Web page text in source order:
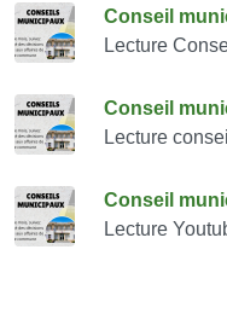
Consulter
Conseil
Lecture
Conseil
Lecture
Conseil
Lecture